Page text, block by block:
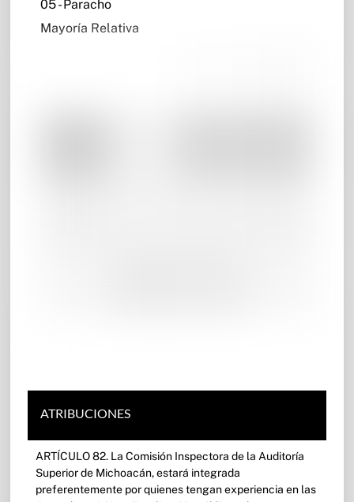
05 - Paracho
Mayoría Relativa
ATRIBUCIONES
ARTÍCULO 82. La Comisión Inspectora de la Auditoría
Superior de Michoacán, estará integrada
preferentemente por quienes tengan experiencia en las